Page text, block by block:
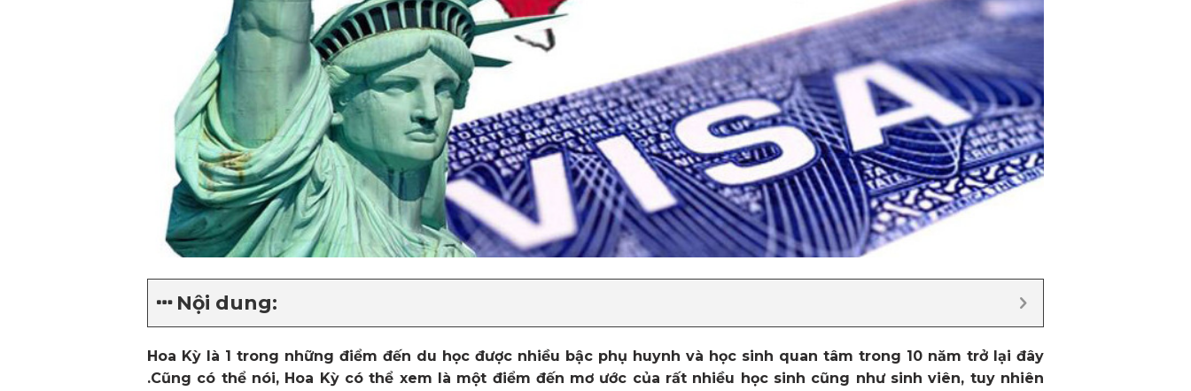
Nội dung:
Hoa Kỳ là 1 trong những điểm đến du học được nhiều bậc phụ huynh và học sinh quan tâm trong 10 năm trở lại đây
.Cũng có thể nói, Hoa Kỳ có thể xem là một điểm đến mơ ước của rất nhiều học sinh cũng như sinh viên, tuy nhiên